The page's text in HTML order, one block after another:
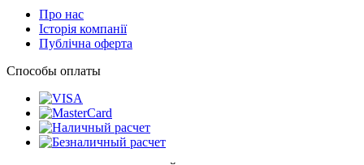
Про нас
Історія компанії
Публічна оферта
Способы оплаты